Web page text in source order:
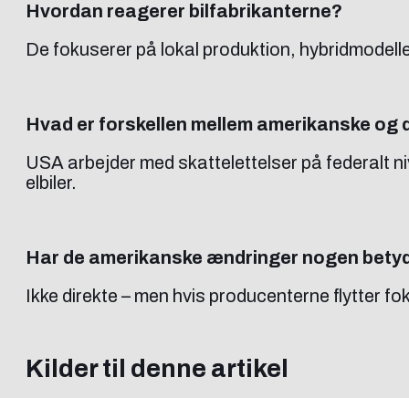
Hvordan reagerer bilfabrikanterne?
De fokuserer på lokal produktion,
Hvad er forskellen mellem amerikanske og
USA arbejder med skattelettelser på federalt
elbiler.
Har de amerikanske ændringer nogen
Ikke direkte – men hvis producenterne flytter
Kilder til denne artikel